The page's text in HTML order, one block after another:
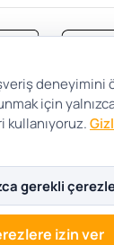
Gizlilik
Çerez
deneyimini
için
kullanıyoruz.
gerekli
izin ver